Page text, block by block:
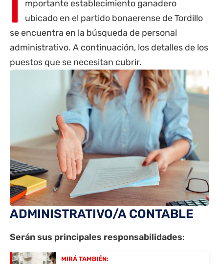
I
mportante establecimiento ganadero
ubicado en el partido bonaerense de Tordillo
se encuentra en la búsqueda de personal
administrativo. A continuación, los detalles de los
puestos que se necesitan cubrir.
ADMINISTRATIVO/A CONTABLE
Serán sus principales responsabilidades:
MIRÁ TAMBIÉN: